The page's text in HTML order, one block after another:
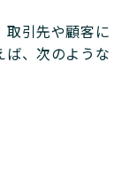
取引先や顧客に
ば、次のような